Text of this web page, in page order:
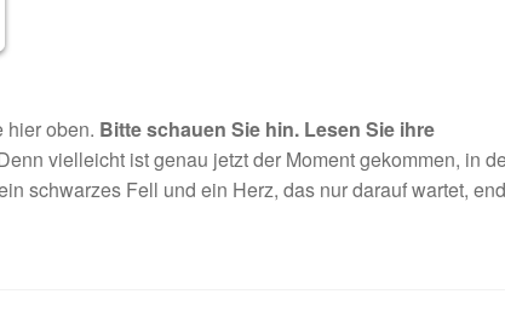
hier oben. Bitte schauen Sie hin. Lesen Sie ihre
vielleicht ist genau jetzt der Moment gekommen, in
schwarzes Fell und ein Herz, das nur darauf wartet,